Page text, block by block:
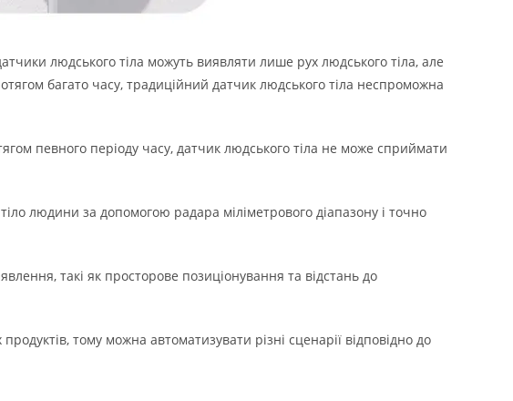
людського тіла можуть виявляти лише рух людського тіла, але
багато часу, традиційний датчик людського тіла неспроможна
певного періоду часу, датчик людського тіла не може сприймати
людини за допомогою радара міліметрового діапазону і точно
такі як просторове позиціонування та відстань до
тому можна автоматизувати різні сценарії відповідно до